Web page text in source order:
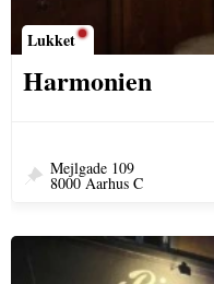
Lukket
Harmonien
Mejlgade 109
8000 Aarhus C